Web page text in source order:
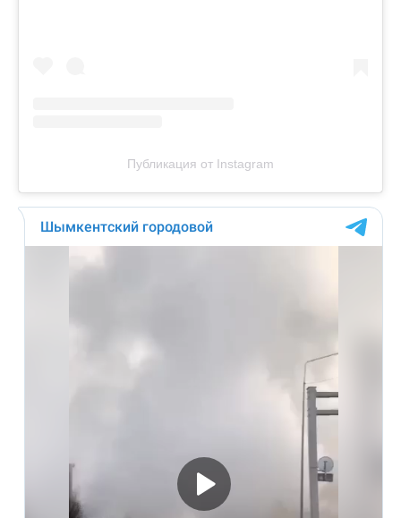
Публикация от Instagram